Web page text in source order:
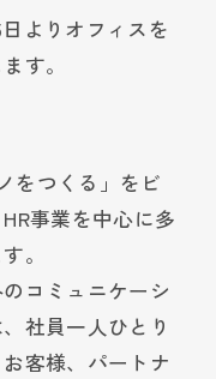
よりオフィスを
す。
をつくる」をビ
事業を中心に多
。
コミュニケーシ
社員一人ひとり
客様、パートナ